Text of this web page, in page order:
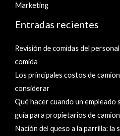
Marketing
Entradas recientes
Revisión de comidas del
comida
Los principales costos de
considerar
Qué hacer cuando un empleado
guía para propietarios de
Nación del queso a la parrilla: la